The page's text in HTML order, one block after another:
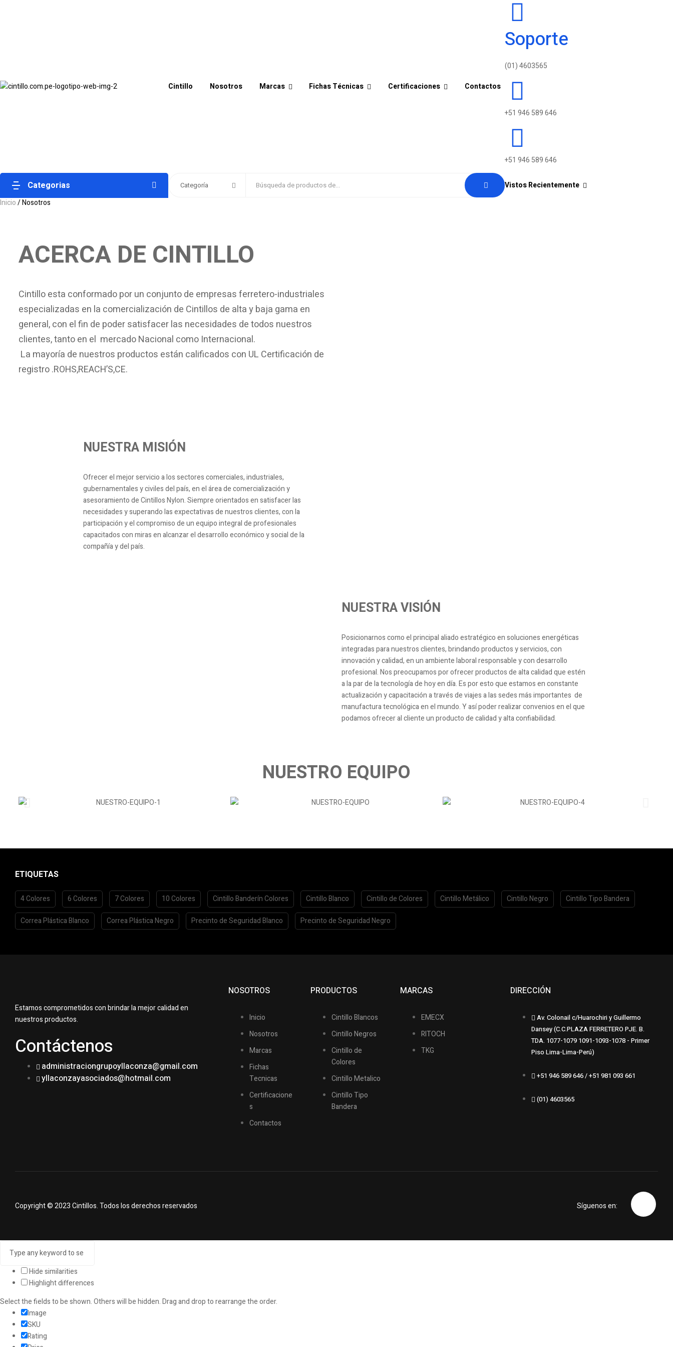
Cintillo Nosotros Marcas Fichas Técnicas Certificaciones Contactos
Soporte
(01) 4603565
+51 946 589 646
+51 946 589 646
Categorias Categoría
Vistos Recientemente
Inicio/ Nosotros
ACERCA DE CINTILLO
Cintillo esta conformado por un conjunto de empresas ferretero-industriales
especializadas en la comercialización de Cintillos de alta y baja gama en
general, con el fin de poder satisfacer las necesidades de todos nuestros
clientes, tanto en el mercado Nacional como Internacional.
La mayoría de nuestros productos están calificados con UL Certificación de
registro .ROHS,REACH’S,CE.
NUESTRA MISIÓN
Ofrecer el mejor servicio a los sectores comerciales, industriales,
gubernamentales y civiles del país, en el área de comercialización y
asesoramiento de Cintillos Nylon. Siempre orientados en satisfacer las
necesidades y superando las expectativas de nuestros clientes, con la
participación y el compromiso de un equipo integral de profesionales
capacitados con miras en alcanzar el desarrollo económico y social de la
compañía y del país.
NUESTRA VISIÓN
Posicionarnos como el principal aliado estratégico en soluciones energéticas
integradas para nuestros clientes, brindando productos y servicios, con
innovación y calidad, en un ambiente laboral responsable y con desarrollo
profesional. Nos preocupamos por ofrecer productos de alta calidad que estén
a la par de la tecnología de hoy en día. Es por esto que estamos en constante
actualización y capacitación a través de viajes a las sedes más importantes de
manufactura tecnológica en el mundo. Y así poder realizar convenios en el que
podamos ofrecer al cliente un producto de calidad y alta confiabilidad.
NUESTRO EQUIPO
ETIQUETAS
4 Colores 6 Colores 7 Colores 10 Colores Cintillo Banderín Colores Cintillo Blanco Cintillo de Colores Cintillo Metálico Cintillo Negro Cintillo Tipo Bandera
Correa Plástica Blanco Correa Plástica Negro Precinto de Seguridad Blanco Precinto de Seguridad Negro
Estamos comprometidos con brindar la mejor calidad en
nuestros productos.
Contáctenos
administraciongrupoyllaconza@gmail.com
yllaconzayasociados@hotmail.com
NOSOTROS
Inicio
Nosotros
Marcas
Fichas
Tecnicas
Certificacione
s
Contactos
PRODUCTOS
Cintillo Blancos
Cintillo Negros
Cintillo de
Colores
Cintillo Metalico
Cintillo Tipo
Bandera
MARCAS
EMECX
RITOCH
TKG
DIRECCIÓN
Av. Colonail c/Huarochiri y Guillermo
Dansey (C.C.PLAZA FERRETERO PJE. B.
TDA. 1077-1079 1091-1093-1078 - Primer
Piso Lima-Lima-Perú)
+51 946 589 646 / +51 981 093 661
(01) 4603565
Copyright © 2023Cintillos. Todos los derechos reservados Síguenos en:
Hide similarities
Highlight differences
Select the fields to be shown. Others will be hidden. Drag and drop to rearrange the order.
Image
SKU
Rating